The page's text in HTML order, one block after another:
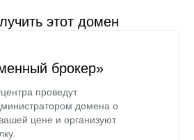
этот домен
брокер»
проведут
домена о
цене и организуют